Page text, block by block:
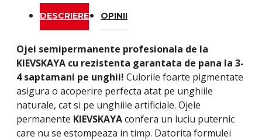
DESCRIERE OPINII
Ojei semipermanente profesionala de la
KIEVSKAYA cu rezistenta garantata de pana la 3-
4 saptamani pe unghii! Culorile foarte pigmentate
asigura o acoperire perfecta atat pe unghiile
naturale, cat si pe unghiile artificiale. Ojele
permanente KIEVSKAYAconfera un luciu puternic
care nu se estompeaza in timp. Datorita formulei